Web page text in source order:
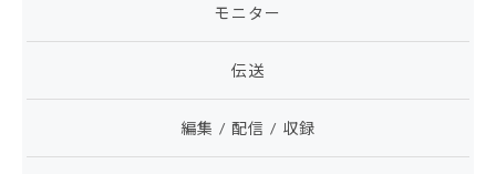
モニター
伝送
編集 / 配信 / 収録